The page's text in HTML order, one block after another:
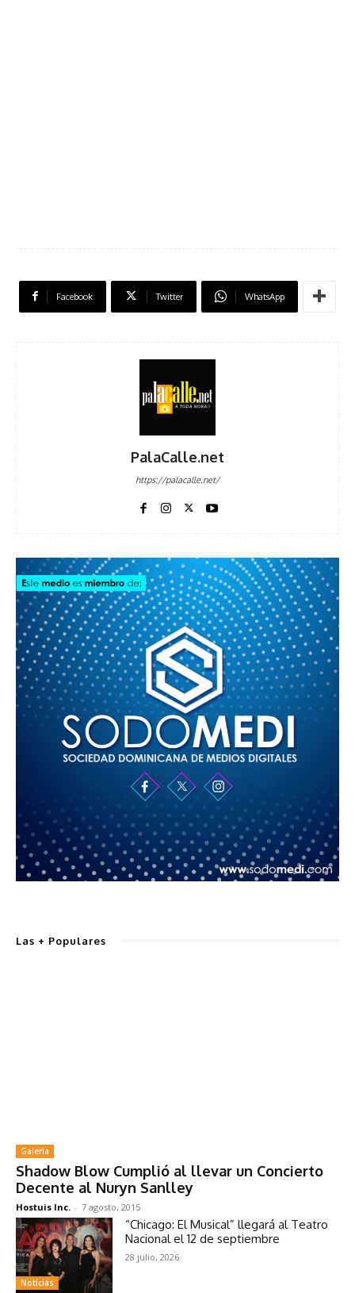
Facebook Twitter WhatsApp
PalaCalle.net
https://palacalle.net/
Las + Populares
Galeria
Shadow Blow Cumplió al llevar un Concierto
Decente al Nuryn Sanlley
Hostuis Inc. - 7 agosto, 2015
Noticias
“Chicago: El Musical” llegará al Teatro
Nacional el 12 de septiembre
28 julio, 2026